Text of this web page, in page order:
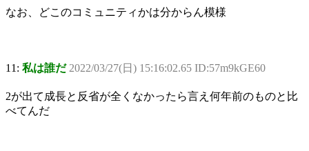
なお、どこのコミュニティかは分からん模様
11: 私は誰だ 2022/03/27(日) 15:16:02.65 ID:57m9kGE60
2が出て成長と反省が全くなかったら言え何年前のものと比
べてんだ